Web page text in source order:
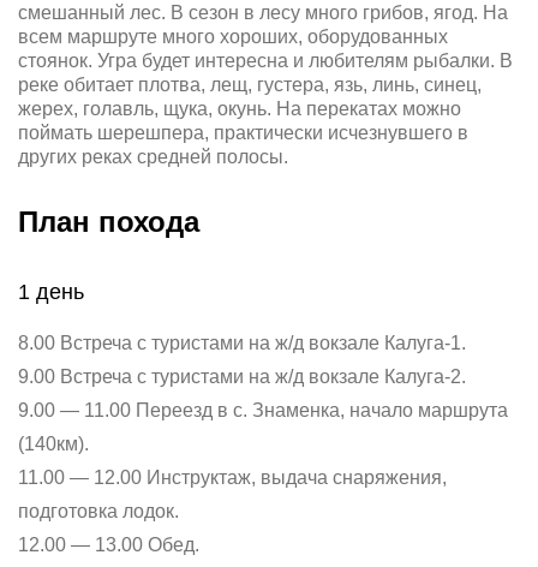
смешанный лес. В сезон в лесу много грибов, ягод. На
всем маршруте много хороших, оборудованных
стоянок. Угра будет интересна и любителям рыбалки. В
реке обитает плотва, лещ, густера, язь, линь, синец,
жерех, голавль, щука, окунь. На перекатах можно
поймать шерешпера, практически исчезнувшего в
других реках средней полосы.
План похода
1 день
8.00 Встреча с туристами на ж/д вокзале Калуга-1.
9.00 Встреча с туристами на ж/д вокзале Калуга-2.
9.00 — 11.00 Переезд в с. Знаменка, начало маршрута
(140км).
11.00 — 12.00 Инструктаж, выдача снаряжения,
подготовка лодок.
12.00 — 13.00 Обед.